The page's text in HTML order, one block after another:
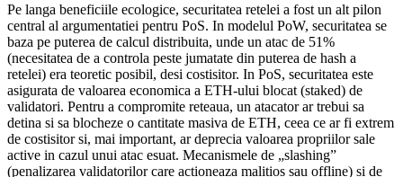
Pe langa beneficiile ecologice, securitatea retelei a fost un alt pilon
central al argumentatiei pentru PoS. In modelul PoW, securitatea se
baza pe puterea de calcul distribuita, unde un atac de 51%
(necesitatea de a controla peste jumatate din puterea de hash a
retelei) era teoretic posibil, desi costisitor. In PoS, securitatea este
asigurata de valoarea economica a ETH-ului blocat (staked) de
validatori. Pentru a compromite reteaua, un atacator ar trebui sa
detina si sa blocheze o cantitate masiva de ETH, ceea ce ar fi extrem
de costisitor si, mai important, ar deprecia valoarea propriilor sale
active in cazul unui atac esuat. Mecanismele de „slashing”
(penalizarea validatorilor care actioneaza malitios sau offline) si de